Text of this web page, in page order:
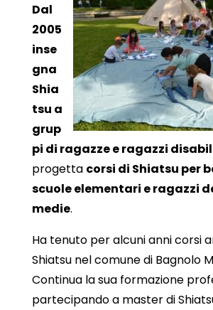
Dal
2005
inse
gna
Shia
tsu a
grup
pi di ragazze e ragazzi
progetta corsi di Shiatsu per
scuole elementari e ragazzi
medie.
Ha tenuto per alcuni anni corsi
Shiatsu nel comune di Bagnolo
Continua la sua formazione
partecipando a master di